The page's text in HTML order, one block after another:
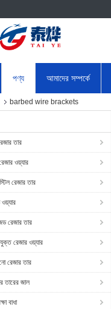
পণ্য আমাদের সম্পর্কে
barbed wire brackets
তার
ওয়্যার
রেজার তার
ওয়্যার
রেজার তার
রেজার ওয়্যার
রেজার তার
তারের জাল
বাধা